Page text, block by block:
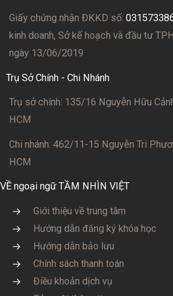
Giấy chứng nhận ĐKKD số:
kinh doanh, Sở kế hoạch và đầu tư
ngày 13/06/2019
Trụ Sở Chính - Chi Nhánh
Trụ sở chính: 135/16 Nguyễn Hữu
HCM
Chi nhánh: 462/11-15 Nguyễn Tri
HCM
VỀ ngoại ngữ TẦM NHÌN VIỆT
Giới thiệu về trung tâm
Hướng dẫn đăng ký khóa học
Hướng dẫn bảo lưu
Chính sách thanh toán
Điều khoản dịch vụ